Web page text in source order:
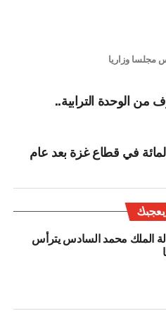
مجلسا وزاريا
الوحدة الترابية..
في قطاع غزة بعد عام
الملك محمد السادس يترأس